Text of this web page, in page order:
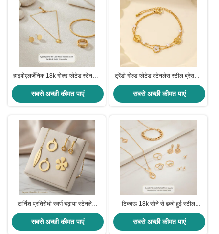
हाइपोएलर्जेनिक 18k गोल्ड प्लेटेड स्टेनलेस
स्टील ज्वेलरी फैशन ट्रेंडी मुलायम कपड़े से
साफ करने में आसान टिकाऊ स्टाइलिश
एक्सेसरीज
सबसे अच्छी कीमत पाएं
ट्रेंडी गोल्ड प्लेटेड स्टेनलेस स्टील ब्रेसलेट
डायमंड चेन ब्रेसलेट महिलाओं के लिए
सबसे अच्छी कीमत पाएं
टार्निश प्रतिरोधी स्वर्ण चढ़ाया स्टेनलेस
स्टील आभूषण गहने सुरुचिपूर्ण टिकाऊ
सामान और स्टाइलिश डिजाइन के लिए
एकदम सही
सबसे अच्छी कीमत पाएं
टिकाऊ 18k सोने से ढकी हुई स्टील
आभूषण सुरुचिपूर्ण डिजाइन आइटम के
अनुसार भिन्न होते हैं कई अनुप्रयोगों के लिए
उपयुक्त और लंबे समय तक पहनने के लिए
सबसे अच्छी कीमत पाएं